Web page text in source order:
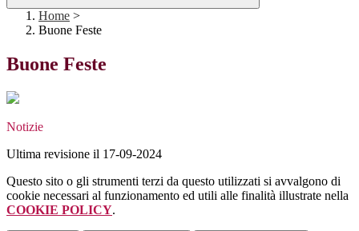
Home >
Buone Feste
Buone Feste
Notizie
Ultima revisione il 17-09-2024
Questo sito o gli strumenti terzi da questo utilizzati si avvalgono di
cookie necessari al funzionamento ed utili alle finalità illustrate nella
COOKIE POLICY.